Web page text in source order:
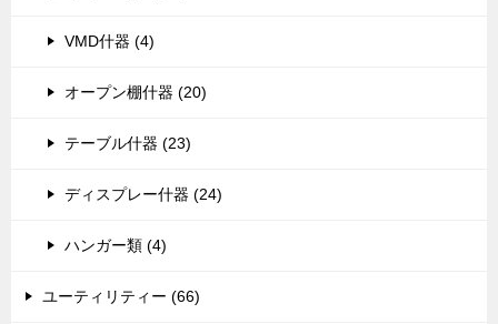
VMD什器 (4)
オープン棚什器 (20)
テーブル什器 (23)
ディスプレー什器 (24)
ハンガー類 (4)
ユーティリティー (66)